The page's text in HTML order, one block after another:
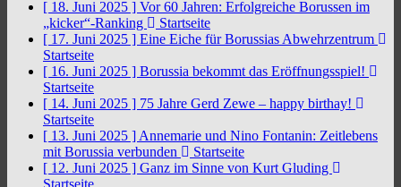
[ 18. Juni 2025 ] Vor 60 Jahren: Erfolgreiche Borussen im
„kicker“-Ranking
Startseite
[ 17. Juni 2025 ] Eine Eiche für Borussias Abwehrzentrum
Startseite
[ 16. Juni 2025 ] Borussia bekommt das Eröffnungsspiel!
Startseite
[ 14. Juni 2025 ] 75 Jahre Gerd Zewe – happy birthay!
Startseite
[ 13. Juni 2025 ] Annemarie und Nino Fontanin: Zeitlebens
mit Borussia verbunden
Startseite
[ 12. Juni 2025 ] Ganz im Sinne von Kurt Gluding
Startseite